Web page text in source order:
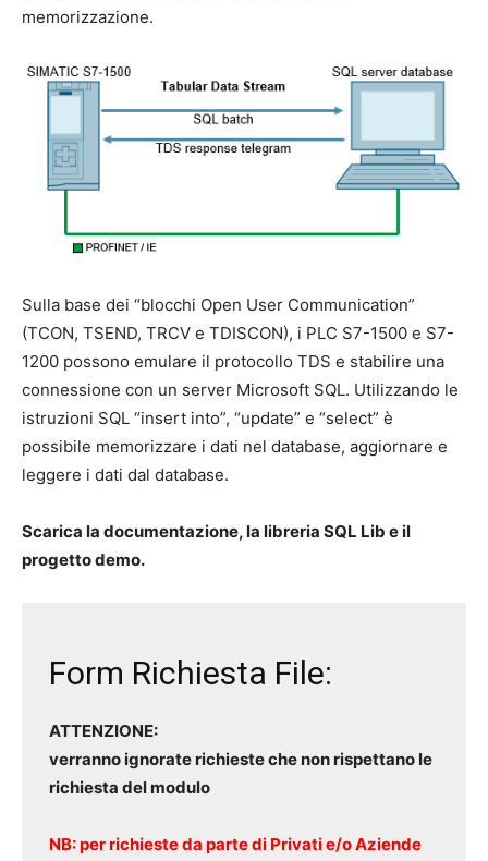
memorizzazione.
Sulla base dei “blocchi Open User Communication”
(TCON, TSEND, TRCV e TDISCON), i PLC S7-1500 e S7-
1200 possono emulare il protocollo TDS e stabilire una
connessione con un server Microsoft SQL. Utilizzando le
istruzioni SQL “insert into”, “update” e “select” è
possibile memorizzare i dati nel database, aggiornare e
leggere i dati dal database.
Scarica la documentazione, la libreria SQL Lib e il
progetto demo.
Form Richiesta File:
ATTENZIONE:
verranno ignorate richieste che non rispettano le
richiesta del modulo
NB: per richieste da parte di Privati e/o Aziende